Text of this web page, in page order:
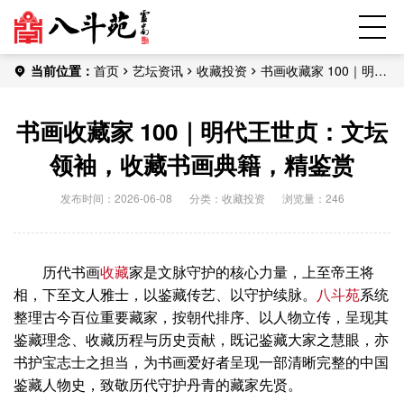
当前位置： 首页 艺坛资讯 收藏投资
书画收藏家 100｜明代
书画收藏家 100｜明代王世贞：文坛
领袖，收藏书画典籍，精鉴赏
发布时间：2026-06-08 分类： 收藏投资 浏览量：246
历代书画收藏家是文脉守护的核心力量，上至帝王将
相，下至文人雅士，以鉴藏传艺、以守护续脉。 八斗苑系统
整理古今百位重要藏家，按朝代排序、以人物立传，呈现其
鉴藏理念、收藏历程与历史贡献，既记鉴藏大家之慧眼，亦
书护宝志士之担当，为书画爱好者呈现一部清晰完整的中国
鉴藏人物史，致敬历代守护丹青的藏家先贤。